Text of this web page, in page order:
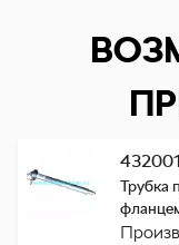
Трубка